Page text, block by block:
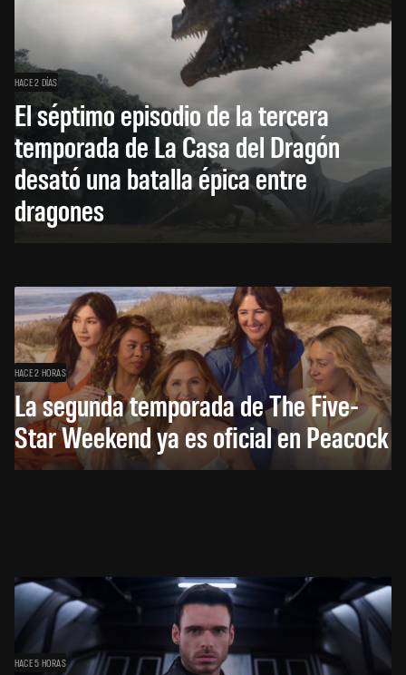
HACE 2 DÍAS
El séptimo episodio de la tercera
temporada de La Casa del Dragón
desató una batalla épica entre
dragones
HACE 2 HORAS
La segunda temporada de The Five-
Star Weekend ya es oficial en Peacock
HACE 5 HORAS